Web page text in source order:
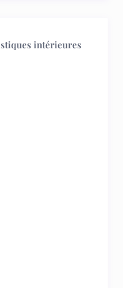
intérieures